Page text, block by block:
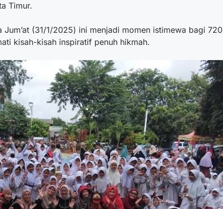
Timur.
(31/1/2025) ini menjadi momen istimewa bagi 720
kisah-kisah inspiratif penuh hikmah.